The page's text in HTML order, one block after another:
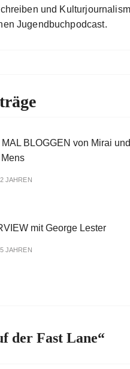
und
Jugendbuchpodcast.
MAL BLOGGEN von Mirai und
JAHREN
mit George Lester
JAHREN
der Fast Lane“